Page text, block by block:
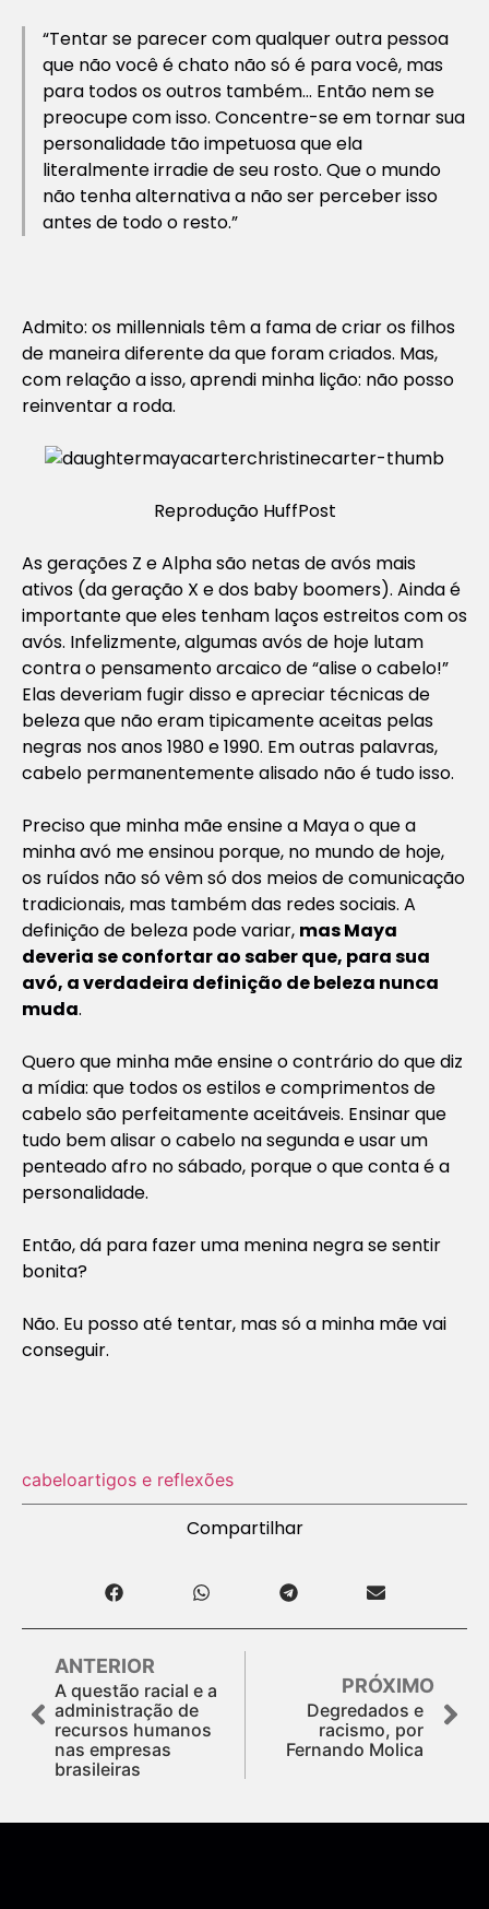
“Tentar se parecer com qualquer outra pessoa
que não você é chato não só é para você, mas
para todos os outros também… Então nem se
preocupe com isso. Concentre-se em tornar sua
personalidade tão impetuosa que ela
literalmente irradie de seu rosto. Que o mundo
não tenha alternativa a não ser perceber isso
antes de todo o resto.”
Admito: os millennials têm a fama de criar os filhos
de maneira diferente da que foram criados. Mas,
com relação a isso, aprendi minha lição: não posso
reinventar a roda.
Reprodução HuffPost
As gerações Z e Alpha são netas de avós mais
ativos (da geração X e dos baby boomers). Ainda é
importante que eles tenham laços estreitos com os
avós. Infelizmente, algumas avós de hoje lutam
contra o pensamento arcaico de “alise o cabelo!”
Elas deveriam fugir disso e apreciar técnicas de
beleza que não eram tipicamente aceitas pelas
negras nos anos 1980 e 1990. Em outras palavras,
cabelo permanentemente alisado não é tudo isso.
Preciso que minha mãe ensine a Maya o que a
minha avó me ensinou porque, no mundo de hoje,
os ruídos não só vêm só dos meios de comunicação
tradicionais, mas também das redes sociais. A
definição de beleza pode variar, mas Maya
deveria se confortar ao saber que, para sua
avó, a verdadeira definição de beleza nunca
muda.
Quero que minha mãe ensine o contrário do que diz
a mídia: que todos os estilos e comprimentos de
cabelo são perfeitamente aceitáveis. Ensinar que
tudo bem alisar o cabelo na segunda e usar um
penteado afro no sábado, porque o que conta é a
personalidade.
Então, dá para fazer uma menina negra se sentir
bonita?
Não. Eu posso até tentar, mas só a minha mãe vai
conseguir.
cabeloartigos e reflexões
Compartilhar
ANTERIOR
A questão racial e a
administração de
recursos humanos
nas empresas
brasileiras
PRÓXIMO
Degredados e
racismo, por
Fernando Molica